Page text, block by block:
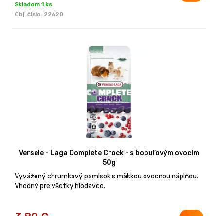
Skladom 1 ks
Obj. čislo: 22620
Versele - Laga Complete Crock - s bobuľovým ovocím
50g
Vyvážený chrumkavý pamlsok s mäkkou ovocnou náplňou.
Vhodný pre všetky hlodavce.